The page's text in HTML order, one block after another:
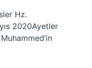
Hz.
2020Ayetler